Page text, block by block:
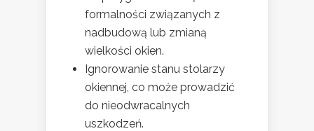
formalności związanych z
nadbudową lub zmianą
wielkości okien.
Ignorowanie stanu stolarzy
okiennej, co może prowadzić
do nieodwracalnych
uszkodzeń.